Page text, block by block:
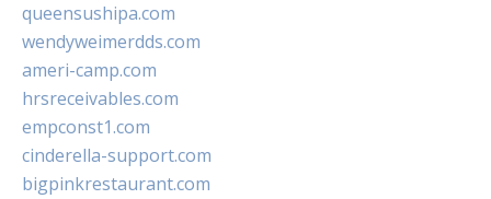
queensushipa.com
wendyweimerdds.com
ameri-camp.com
hrsreceivables.com
empconst1.com
cinderella-support.com
bigpinkrestaurant.com